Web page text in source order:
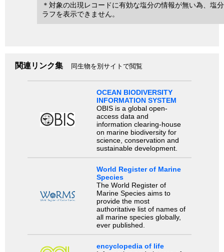
＊対象の出現レコードに有効な塩分の情報が無い為、塩
ラフを表示できません。
関連リンク集 同生物を別サイトで閲覧
OCEAN BIODIVERSITY
INFORMATION SYSTEM
OBIS is a global open-
access data and
information clearing-house
on marine biodiversity for
science, conservation and
sustainable development.
World Register of Marine
Species
The World Register of
Marine Species aims to
provide the most
authoritative list of names of
all marine species globally,
ever published.
encyclopedia of life